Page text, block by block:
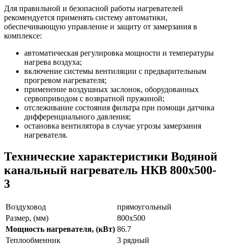
Для правильной и безопасной работы нагревателей
рекомендуется применять систему автоматики,
обеспечивающую управление и защиту от замерзания в
комплексе:
автоматическая регулировка мощности и температуры
нагрева воздуха;
включение системы вентиляции с предварительным
прогревом нагревателя;
применение воздушных заслонок, оборудованных
сервоприводом с возвратной пружиной;
отслеживание состояния фильтра при помощи датчика
дифференциального давления;
остановка вентилятора в случае угрозы замерзания
нагревателя.
Технические характеристики Водяной
канальный нагреватель НКВ 800x500-
3
Воздуховод
прямоугольный
Размер, (мм)
800х500
Мощность нагревателя, (кВт) 86.7
Теплообменник
3 рядный